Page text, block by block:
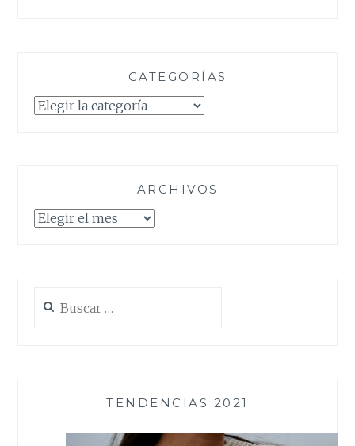
CATEGORÍAS
Categorías
ARCHIVOS
Archivos
TENDENCIAS 2021